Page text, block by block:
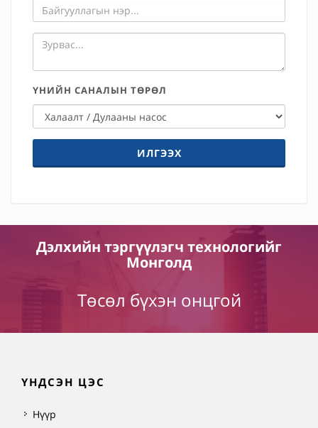
ҮНИЙН САНАЛЫН ТӨРӨЛ
ИЛГЭЭХ
Дэлхийн тэргүүлэгч технологийг
Монголд
Төсөл бүхэн онцгой
ҮНДСЭН ЦЭС
Нүүр